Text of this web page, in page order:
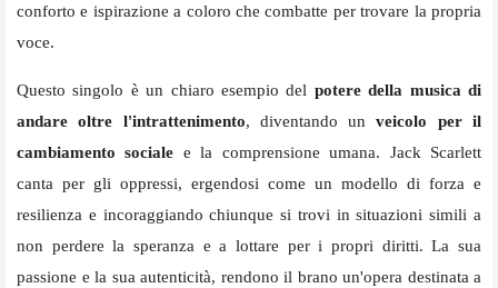
conforto e ispirazione a coloro che combatte per trovare la propria
voce.
Questo singolo è un chiaro esempio del potere della musica di
andare oltre l'intrattenimento, diventando unveicolo per il
cambiamento sociale e la comprensione umana. Jack Scarlett
canta per gli oppressi, ergendosi come un modello di forza e
resilienza e incoraggiando chiunque si trovi in situazioni simili a
non perdere la speranza e a lottare per i propri diritti. La sua
passione e la sua autenticità, rendono il brano un'opera destinata a